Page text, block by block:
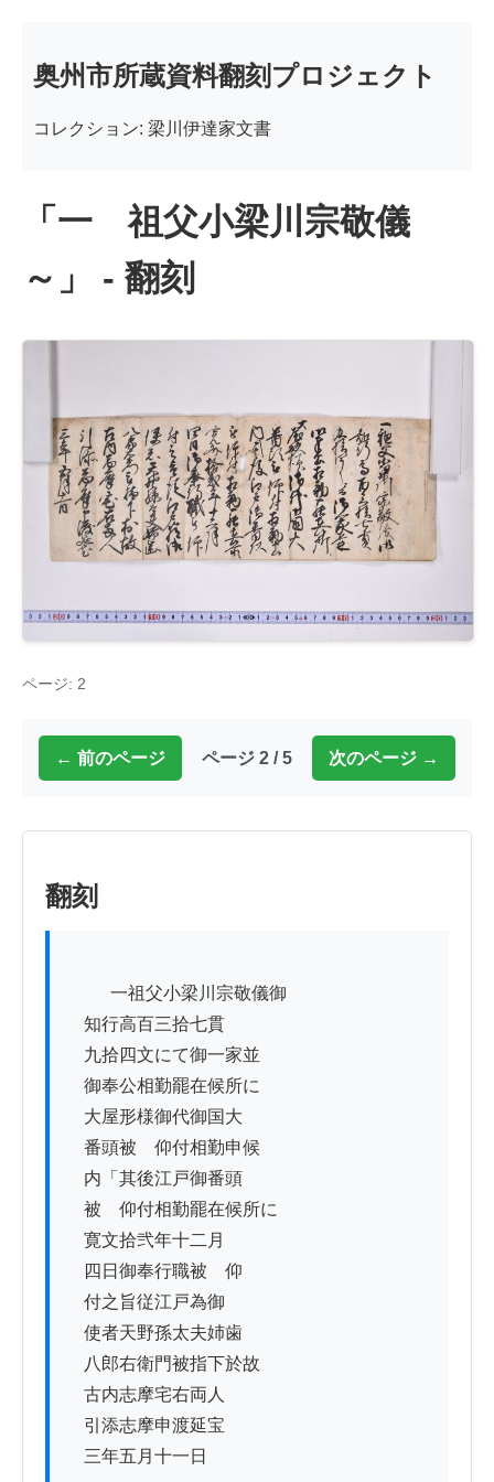
奥州市所蔵資料翻刻プロジェクト
コレクション: 梁川伊達家文書
「一 祖父小梁川宗敬儀
～」 - 翻刻
ページ: 2
← 前のページ ページ 2 / 5 次のページ →
翻刻
知行高百三拾七貫
九拾四文にて御一家並
御奉公相勤罷在候所に
大屋形様御代御国大
番頭被　仰付相勤申候
内「其後江戸御番頭
被　仰付相勤罷在候所に
寛文拾弐年十二月
四日御奉行職被　仰
付之旨従江戸為御
使者天野孫太夫姉歯
八郎右衛門被指下於故
古内志摩宅右両人
引添志摩申渡延宝
三年五月十一日